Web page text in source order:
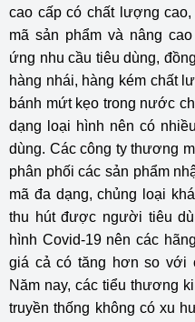
cao cấp có chất lượng
mã sản phẩm và nâng
ứng nhu cầu tiêu dùng,
hàng nhái, hàng kém chất
bánh mứt kẹo trong nước
dạng loại hình nên có
dùng. Các công ty thương
phân phối các sản phẩm
mã đa dạng, chủng loại
thu hút được người tiêu
hình Covid-19 nên các
giá cả có tăng hơn so với
Năm nay, các tiểu thương
truyền thống không có xu